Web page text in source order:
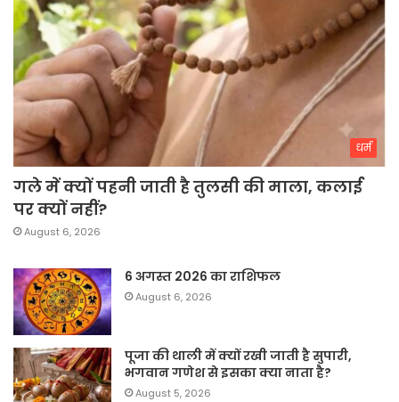
धर्म
गले में क्यों पहनी जाती है तुलसी की माला, कलाई
पर क्यों नहीं?
August 6, 2026
6 अगस्त 2026 का राशिफल
August 6, 2026
पूजा की थाली में क्यों रखी जाती है सुपारी,
भगवान गणेश से इसका क्या नाता है?
August 5, 2026